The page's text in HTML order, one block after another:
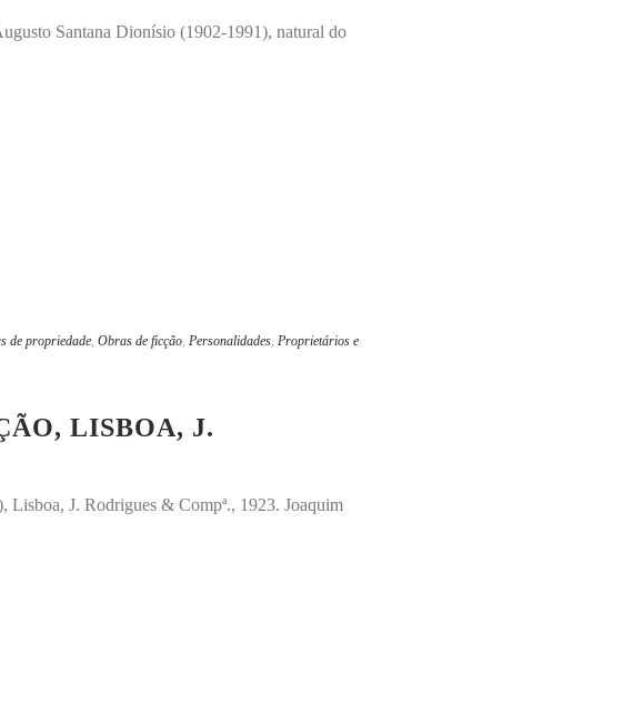
Santana Dionísio (1902-1991), natural do
de propriedade Obras de ficção Personalidades Proprietários e
LISBOA, J.
Lisboa, J. Rodrigues & Compª., 1923. Joaquim